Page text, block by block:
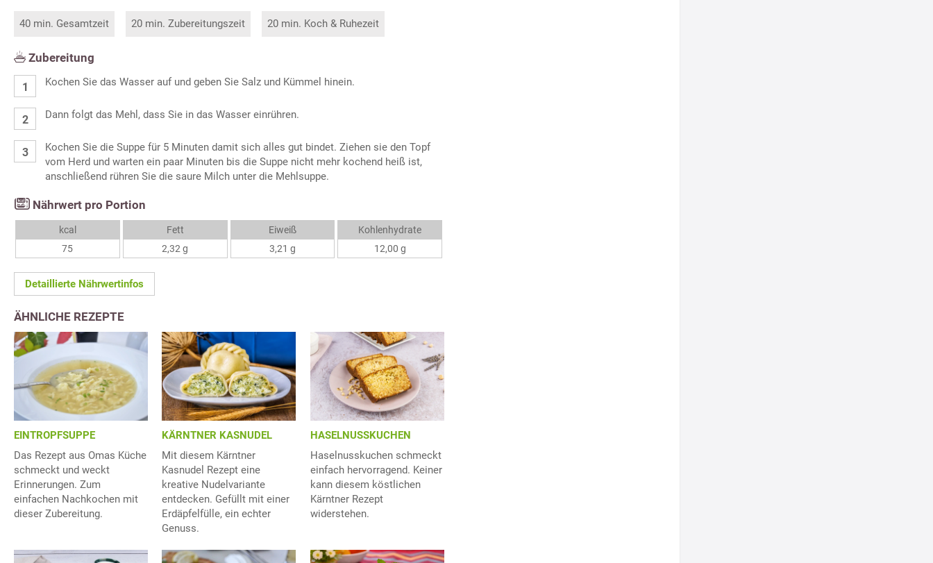
40 min. Gesamtzeit 20 min. Zubereitungszeit 20 min. Koch & Ruhezeit
Zubereitung
Kochen Sie das Wasser auf und geben Sie Salz und Kümmel hinein.
Dann folgt das Mehl, dass Sie in das Wasser einrühren.
Kochen Sie die Suppe für 5 Minuten damit sich alles gut bindet. Ziehen sie den Topf
vom Herd und warten ein paar Minuten bis die Suppe nicht mehr kochend heiß ist,
anschließend rühren Sie die saure Milch unter die Mehlsuppe.
Nährwert pro Portion
kcal
75
Fett
2,32 g
Eiweiß
3,21 g
Kohlenhydrate
12,00 g
Detaillierte Nährwertinfos
ÄHNLICHE REZEPTE
EINTROPFSUPPE
Das Rezept aus Omas Küche
schmeckt und weckt
Erinnerungen. Zum
einfachen Nachkochen mit
dieser Zubereitung.
KÄRNTNER KASNUDEL
Mit diesem Kärntner
Kasnudel Rezept eine
kreative Nudelvariante
entdecken. Gefüllt mit einer
Erdäpfelfülle, ein echter
Genuss.
HASELNUSSKUCHEN
Haselnusskuchen schmeckt
einfach hervorragend. Keiner
kann diesem köstlichen
Kärntner Rezept
widerstehen.